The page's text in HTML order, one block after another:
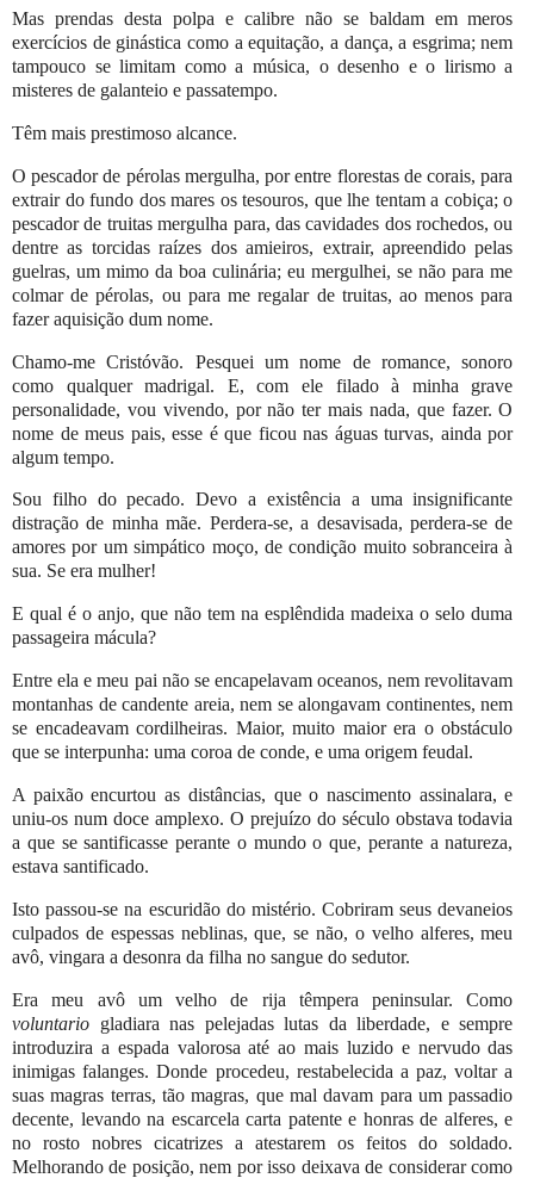
Mas prendas desta polpa e calibre não se baldam em meros
exercícios de ginástica como a equitação, a dança, a esgrima; nem
tampouco se limitam como a música, o desenho e o lirismo a
misteres de galanteio e passatempo.
Têm mais prestimoso alcance.
O pescador de pérolas mergulha, por entre florestas de corais, para
extrair do fundo dos mares os tesouros, que lhe tentam a cobiça; o
pescador de truitas mergulha para, das cavidades dos rochedos, ou
dentre as torcidas raízes dos amieiros, extrair, apreendido pelas
guelras, um mimo da boa culinária; eu mergulhei, se não para me
colmar de pérolas, ou para me regalar de truitas, ao menos para
fazer aquisição dum nome.
Chamo-me Cristóvão. Pesquei um nome de romance, sonoro
como qualquer madrigal. E, com ele filado à minha grave
personalidade, vou vivendo, por não ter mais nada, que fazer. O
nome de meus pais, esse é que ficou nas águas turvas, ainda por
algum tempo.
Sou filho do pecado. Devo a existência a uma insignificante
distração de minha mãe. Perdera-se, a desavisada, perdera-se de
amores por um simpático moço, de condição muito sobranceira à
sua. Se era mulher!
E qual é o anjo, que não tem na esplêndida madeixa o selo duma
passageira mácula?
Entre ela e meu pai não se encapelavam oceanos, nem revolitavam
montanhas de candente areia, nem se alongavam continentes, nem
se encadeavam cordilheiras. Maior, muito maior era o obstáculo
que se interpunha: uma coroa de conde, e uma origem feudal.
A paixão encurtou as distâncias, que o nascimento assinalara, e
uniu-os num doce amplexo. O prejuízo do século obstava todavia
a que se santificasse perante o mundo o que, perante a natureza,
estava santificado.
Isto passou-se na escuridão do mistério. Cobriram seus devaneios
culpados de espessas neblinas, que, se não, o velho alferes, meu
avô, vingara a desonra da filha no sangue do sedutor.
Era meu avô um velho de rija têmpera peninsular. Como
voluntario gladiara nas pelejadas lutas da liberdade, e sempre
introduzira a espada valorosa até ao mais luzido e nervudo das
inimigas falanges. Donde procedeu, restabelecida a paz, voltar a
suas magras terras, tão magras, que mal davam para um passadio
decente, levando na escarcela carta patente e honras de alferes, e
no rosto nobres cicatrizes a atestarem os feitos do soldado.
Melhorando de posição, nem por isso deixava de considerar como